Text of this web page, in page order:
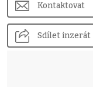
Kontaktovat
Sdílet inzerát